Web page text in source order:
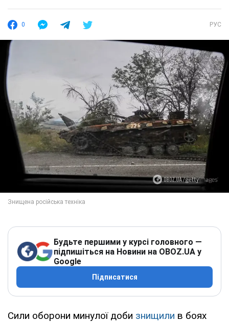
0 РУС
Будьте першими у курсі головного —
підпишіться на Новини на OBOZ.UA у
Google
Підписатися
Сили оборони минулої доби знищили в боях